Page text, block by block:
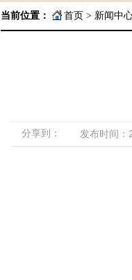
当前位置： 首页 > 新闻中
分享到： 发布时间